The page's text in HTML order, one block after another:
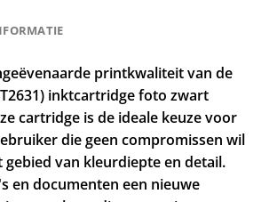
printkwaliteit van de
inktcartridge foto zwart
cartridge is de ideale keuze voor
die geen compromissen wil
gebied van kleurdiepte en detail.
en documenten een nieuwe